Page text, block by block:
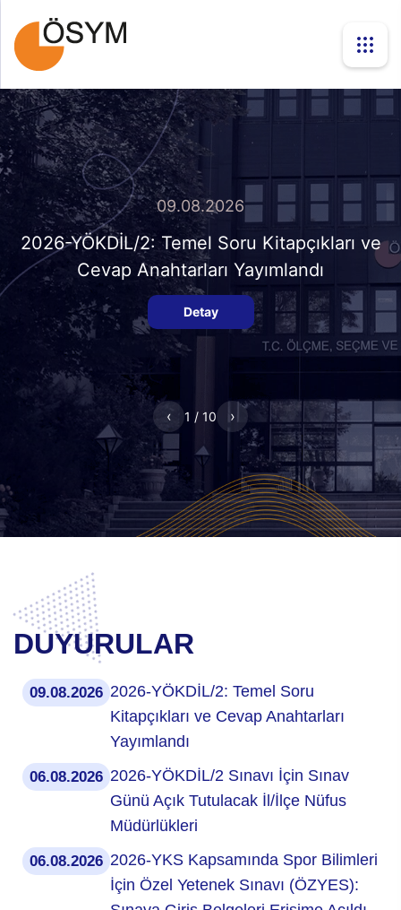
09.08.2026
2026-YÖKDİL/2: Temel Soru Kitapçıkları ve
Cevap Anahtarları Yayımlandı
Detay
‹ 1 / 10 ›
DUYURULAR
09.08.2026 2026-YÖKDİL/2: Temel Soru
Kitapçıkları ve Cevap Anahtarları
Yayımlandı
06.08.2026 2026-YÖKDİL/2 Sınavı İçin Sınav
Günü Açık Tutulacak İl/İlçe Nüfus
Müdürlükleri
06.08.2026 2026-YKS Kapsamında Spor Bilimleri
İçin Özel Yetenek Sınavı (ÖZYES):